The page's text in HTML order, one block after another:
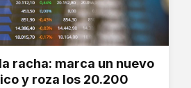
racha: marca un nuevo
y roza los 20.200